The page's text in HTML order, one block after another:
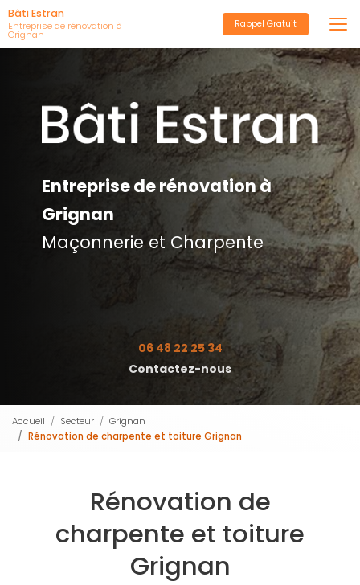
Aller
au
contenu
Bâti Estran
Entreprise de rénovation à
Grignan
Rappel Gratuit
Entreprise de rénovation à
Grignan
Maçonnerie et Charpente
06 48 22 25 34
Contactez-nous
Accueil Secteur
Grignan
Rénovation de charpente et toiture Grignan
Rénovation de
charpente et toiture
Grignan